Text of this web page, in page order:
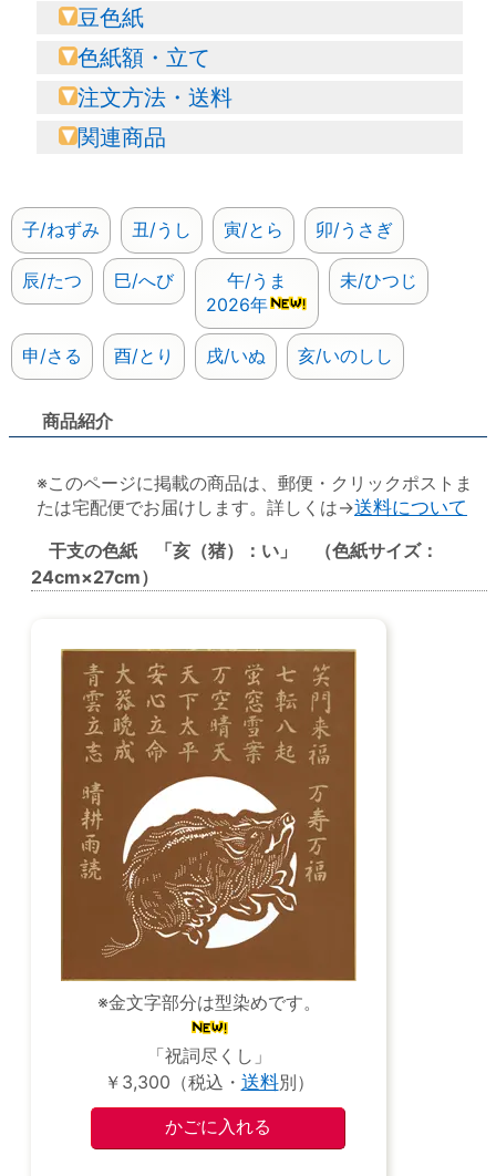
豆色紙
色紙額・立て
注文方法・送料
関連商品
子/ねずみ 丑/うし 寅/とら 卯/うさぎ
辰/たつ 巳/へび
午/うま
2026年
未/ひつじ
申/さる 酉/とり 戌/いぬ 亥/いのしし
商品紹介
※このページに掲載の商品は、郵便・クリックポストま
たは宅配便でお届けします。詳しくは→送料について
干支の色紙 「亥（猪）：い」 （色紙サイズ：
24cm×27cm）
※金文字部分は型染めです。
「祝詞尽くし」
￥3,300（税込・ 送料別）